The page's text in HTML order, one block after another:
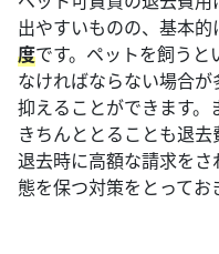
出やすいものの、基本的
度です。ペットを飼う
なければならない場合
抑えることができます
きちんととることも退去
退去時に高額な請求を
態を保つ対策をとってお